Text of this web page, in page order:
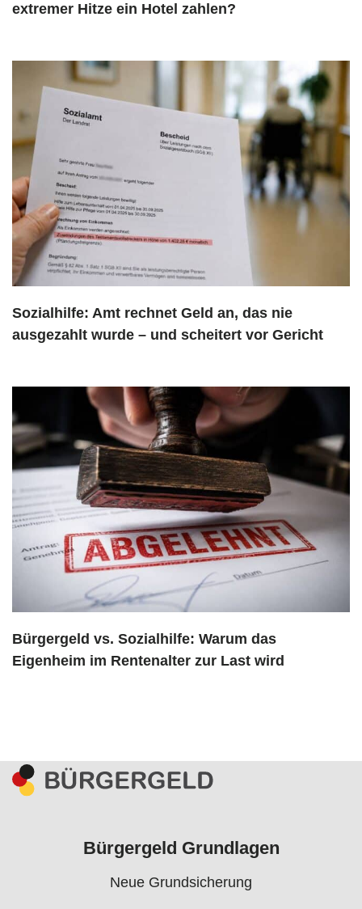
extremer Hitze ein Hotel zahlen?
Sozialhilfe: Amt rechnet Geld an, das nie
ausgezahlt wurde – und scheitert vor Gericht
Bürgergeld vs. Sozialhilfe: Warum das
Eigenheim im Rentenalter zur Last wird
Bürgergeld Grundlagen
Neue Grundsicherung